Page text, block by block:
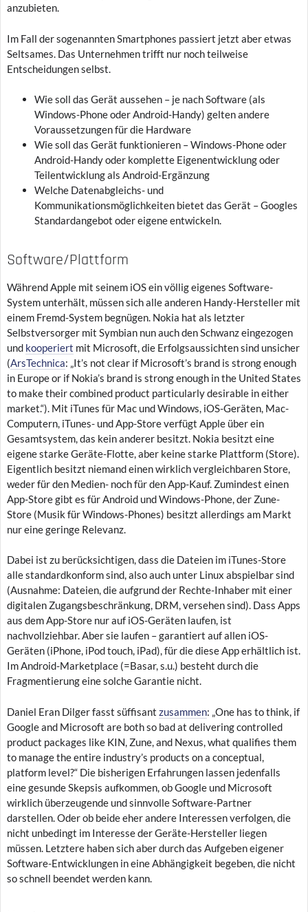
anzubieten.
Im Fall der sogenannten Smartphones passiert jetzt aber etwas
Seltsames. Das Unternehmen trifft nur noch teilweise
Entscheidungen selbst.
Wie soll das Gerät aussehen – je nach Software (als
Windows-Phone oder Android-Handy) gelten andere
Voraussetzungen für die Hardware
Wie soll das Gerät funktionieren – Windows-Phone oder
Android-Handy oder komplette Eigenentwicklung oder
Teilentwicklung als Android-Ergänzung
Welche Datenabgleichs- und
Kommunikationsmöglichkeiten bietet das Gerät – Googles
Standardangebot oder eigene entwickeln.
Software/Plattform
Während Apple mit seinem iOS ein völlig eigenes Software-
System unterhält, müssen sich alle anderen Handy-Hersteller mit
einem Fremd-System begnügen. Nokia hat als letzter
Selbstversorger mit Symbian nun auch den Schwanz eingezogen
und kooperiert mit Microsoft, die Erfolgsaussichten sind unsicher
(ArsTechnica: „It’s not clear if Microsoft’s brand is strong enough
in Europe or if Nokia’s brand is strong enough in the United States
to make their combined product particularly desirable in either
market.“). Mit iTunes für Mac und Windows, iOS-Geräten, Mac-
Computern, iTunes- und App-Store verfügt Apple über ein
Gesamtsystem, das kein anderer besitzt. Nokia besitzt eine
eigene starke Geräte-Flotte, aber keine starke Plattform (Store).
Eigentlich besitzt niemand einen wirklich vergleichbaren Store,
weder für den Medien- noch für den App-Kauf. Zumindest einen
App-Store gibt es für Android und Windows-Phone, der Zune-
Store (Musik für Windows-Phones) besitzt allerdings am Markt
nur eine geringe Relevanz.
Dabei ist zu berücksichtigen, dass die Dateien im iTunes-Store
alle standardkonform sind, also auch unter Linux abspielbar sind
(Ausnahme: Dateien, die aufgrund der Rechte-Inhaber mit einer
digitalen Zugangsbeschränkung, DRM, versehen sind). Dass Apps
aus dem App-Store nur auf iOS-Geräten laufen, ist
nachvollziehbar. Aber sie laufen – garantiert auf allen iOS-
Geräten (iPhone, iPod touch, iPad), für die diese App erhältlich ist.
Im Android-Marketplace (=Basar, s.u.) besteht durch die
Fragmentierung eine solche Garantie nicht.
Daniel Eran Dilger fasst süffisant zusammen: „One has to think, if
Google and Microsoft are both so bad at delivering controlled
product packages like KIN, Zune, and Nexus, what qualifies them
to manage the entire industry’s products on a conceptual,
platform level?“ Die bisherigen Erfahrungen lassen jedenfalls
eine gesunde Skepsis aufkommen, ob Google und Microsoft
wirklich überzeugende und sinnvolle Software-Partner
darstellen. Oder ob beide eher andere Interessen verfolgen, die
nicht unbedingt im Interesse der Geräte-Hersteller liegen
müssen. Letztere haben sich aber durch das Aufgeben eigener
Software-Entwicklungen in eine Abhängigkeit begeben, die nicht
so schnell beendet werden kann.